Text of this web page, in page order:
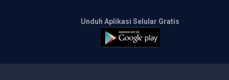
Unduh Aplikasi Selular Gratis